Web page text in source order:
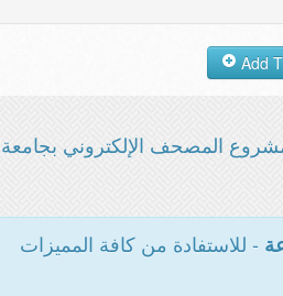
المصحف الإلكتروني بجامعة
- للاستفادة من كافة المميزات